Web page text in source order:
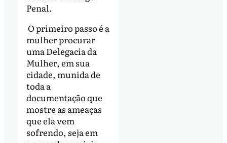
Penal.
O primeiro passo é a
mulher procurar
uma Delegacia da
Mulher, em sua
cidade, munida de
toda a
documentação que
mostre as ameaças
que ela vem
sofrendo, seja em